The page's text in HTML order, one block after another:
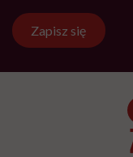
Zapisz się